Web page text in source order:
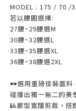
MODEL : 175 / 70 /
若以腰圍選擇:
27腰~29腰選M
30腰~32腰選L
33腰~35腰選XL
36腰~38腰選2XL
🕶️選用重磅挺裝面料
碰撞出獨一無二的美
🎱廊型寬闊剪裁，搭